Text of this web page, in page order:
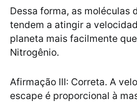
Dessa forma, as moléculas
tendem a atingir a
planeta mais facilmente
Nitrogênio.
Afirmação III: Correta. A
escape é proporcional à